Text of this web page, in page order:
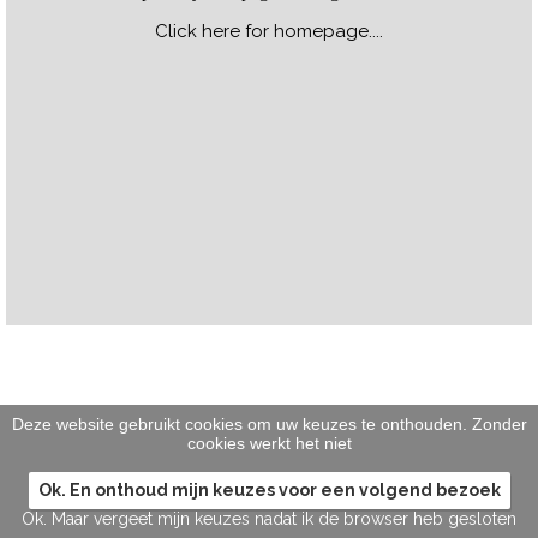
Click here for homepage....
Deze website gebruikt cookies om uw keuzes te onthouden. Zonder
cookies werkt het niet
Ok. En onthoud mijn keuzes voor een volgend bezoek
Ok. Maar vergeet mijn keuzes nadat ik de browser heb gesloten